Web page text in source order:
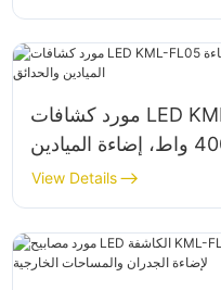
مورد كشافات LED KML-FL05
بقدرة 400 واط، إضاءة الميادين
والحدائق
View Details